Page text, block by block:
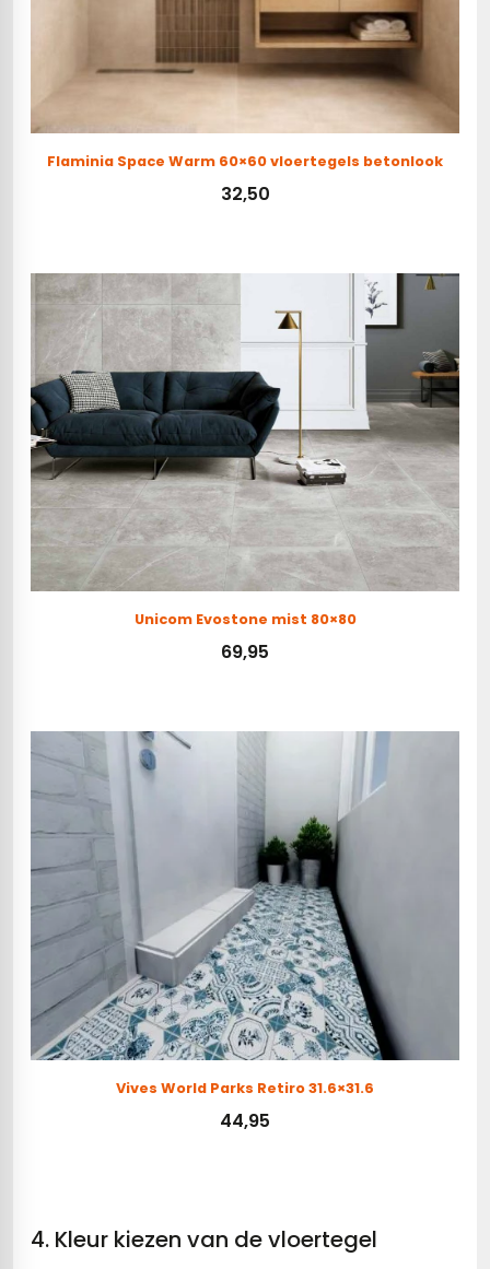
Flaminia Space Warm 60×60 vloertegels betonlook
32,50
Unicom Evostone mist 80×80
69,95
Vives World Parks Retiro 31.6×31.6
44,95
4. Kleur kiezen van de vloertegel